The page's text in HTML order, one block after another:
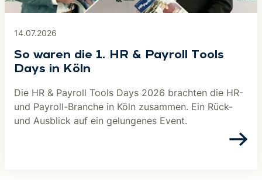
14.07.2026
So waren die 1. HR & Payroll Tools
Days in Köln
Die HR & Payroll Tools Days 2026 brachten die HR-
und Payroll-Branche in Köln zusammen. Ein Rück-
und Ausblick auf ein gelungenes Event.